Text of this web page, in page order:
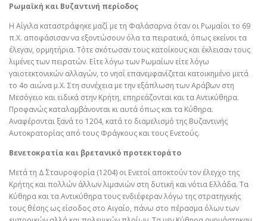
Ρωμαϊκή και Βυζαντινή περίοδος
Η Αίγιλα καταστράφηκε μαζί με τη Φαλάσαρνα όταν οι Ρωμαίοι το 69
π.Χ. αποφάσισαν να εξοντώσουν όλα τα πειρατικά, όπως εκείνοι τα
έλεγαν, ορμητήρια. Τότε σκότωσαν τους κατοίκους και έκλεισαν τους
λιμένες των πειρατών. Είτε λόγω των Ρωμαίων είτε λόγω
γαιοτεκτονικών αλλαγών, το νησί επανεμφανίζεται κατοικημένο μετά
το 4ο αιώνα μ.Χ. Στη συνέχεια με την εξάπλωση των Αράβων στη
Μεσόγειο και ειδικά στην Κρήτη, επηρεάζονται και τα Αντικύθηρα.
Προφανώς καταλαμβάνονται κι αυτά όπως και τα Κύθηρα.
Αναφέρονται ξανά το 1204, κατά το διαμελισμό της Βυζαντινής
Αυτοκρατορίας από τους Φράγκους και τους Ενετούς.
Βενετοκρατία και βρετανικό προτεκτοράτο
Μετά τη Δ΄ Σταυροφορία (1204) οι Ενετοί αποκτούν τον έλεγχο της
Κρήτης και πολλών άλλων λιμανιών στη δυτική και νότια Ελλάδα. Τα
Κύθηρα και τα Αντικύθηρα τους ενδιέφεραν λόγω της στρατηγικής
τους θέσης ως είσοδος στο Αιγαίο, πάνω στο πέρασμα όλων των